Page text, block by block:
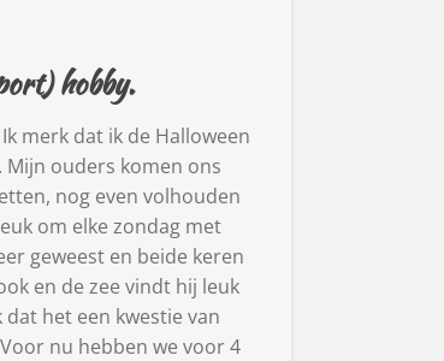
hobby.
merk dat ik de Halloween
ouders komen ons
nog even volhouden
om elke zondag met
geweest en beide keren
en de zee vindt hij leuk
het een kwestie van
nu hebben we voor 4